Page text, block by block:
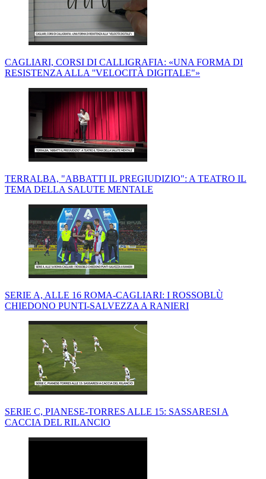
CAGLIARI, CORSI DI CALLIGRAFIA: «UNA FORMA DI
RESISTENZA ALLA ''VELOCITÀ DIGITALE"»
TERRALBA, "ABBATTI IL PREGIUDIZIO": A TEATRO IL
TEMA DELLA SALUTE MENTALE
SERIE A, ALLE 16 ROMA-CAGLIARI: I ROSSOBLÙ
CHIEDONO PUNTI-SALVEZZA A RANIERI
SERIE C, PIANESE-TORRES ALLE 15: SASSARESI A
CACCIA DEL RILANCIO